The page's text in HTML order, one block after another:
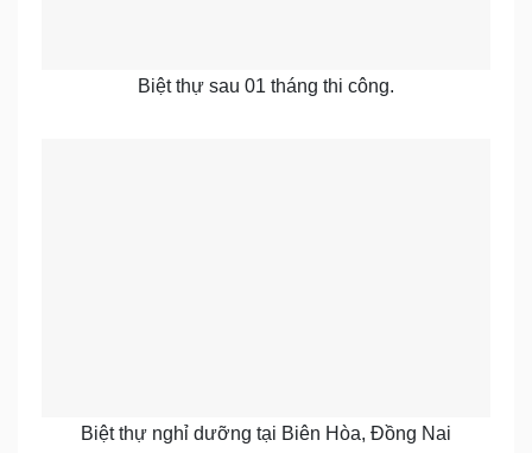
Biệt thự sau 01 tháng thi công.
Biệt thự nghỉ dưỡng tại Biên Hòa, Đồng Nai